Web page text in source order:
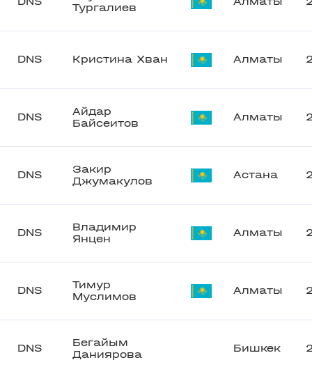
Тургалиев
DNS Кристина Хван Алматы
DNS
Айдар
Байсеитов
Алматы
DNS
Закир
Джумакулов
Астана
DNS
Владимир
Янцен
Алматы
DNS
Тимур
Муслимов
Алматы
DNS
Бегайым
Даниярова
Бишкек